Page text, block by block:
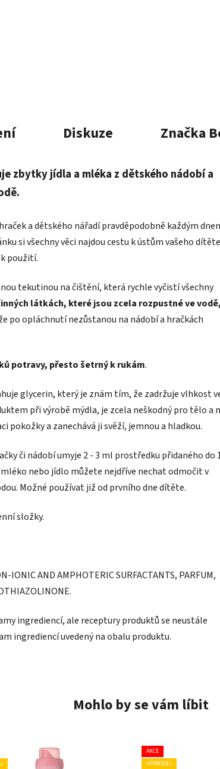
Diskuze Značka
zbytky jídla a mléka z dětského nádobí a
a dětského nářadí pravděpodobně každým
si všechny věci najdou cestu k ústům vašeho
použití.
tekutinou na čištění, která rychle vyčistí všechny
látkách, které jsou zcela rozpustné ve
po opláchnutí nezůstanou na nádobí a hračkách
potravy, přesto šetrný k rukám.
glycerin, který je znám tím, že zadržuje vlhkost
při výrobě mýdla, je zcela neškodný pro tělo a
pokožky a zanechává ji svěží, jemnou a hladkou.
či nádobí umyje 2 - 3 ml prostředku přidaného do
nebo jídlo můžete nejdříve nechat odmočit v
Možné používat již od prvního dne dítěte.
složky.
IONIC AND AMPHOTERIC SURFACTANTS, PARFUM,
ingrediencí, ale receptury produktů se neustále
ingrediencí uvedený na obalu produktu.
Mohlo by se vám líbit
AKCE
VÝPRODEJ